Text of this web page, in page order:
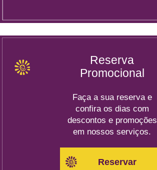
Reserva
Promocional
Faça a sua reserva e
confira os dias com
descontos e promoções
em nossos serviços.
Reservar